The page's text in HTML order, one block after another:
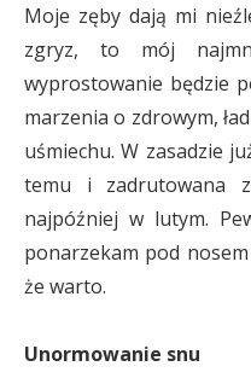
Moje zęby dają mi
zgryz, to mój
wyprostowanie będzie
marzenia o zdrowym,
uśmiechu. W zasadzie
temu i zadrutowana
najpóźniej w lutym.
ponarzekam pod
że warto.
Unormowanie snu